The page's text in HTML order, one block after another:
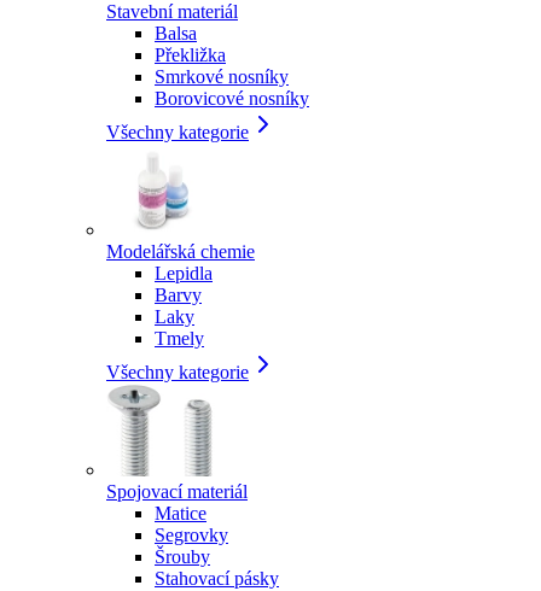
Stavební materiál
Balsa
Překližka
Smrkové nosníky
Borovicové nosníky
Všechny kategorie
Modelářská chemie
Lepidla
Barvy
Laky
Tmely
Všechny kategorie
Spojovací materiál
Matice
Segrovky
Šrouby
Stahovací pásky